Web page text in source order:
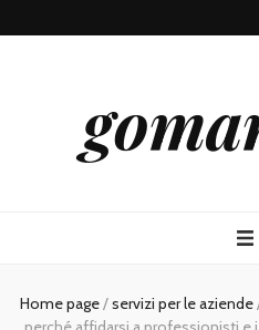
Home page/servizi per le aziende